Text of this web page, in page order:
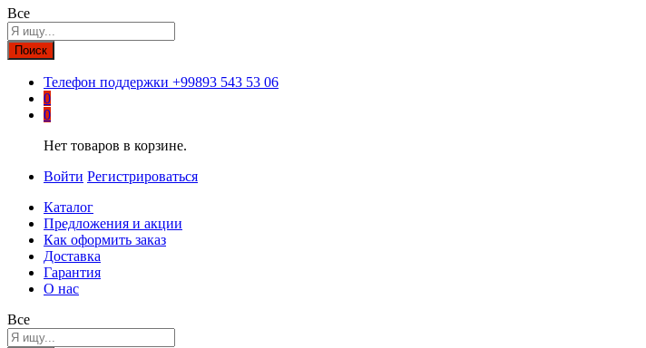
Все
Поиск
Телефон поддержки +99893 543 53 06
0
0
Нет товаров в корзине.
Войти Регистрироваться
Каталог
Предложения и акции
Как оформить заказ
Доставка
Гарантия
О нас
Все